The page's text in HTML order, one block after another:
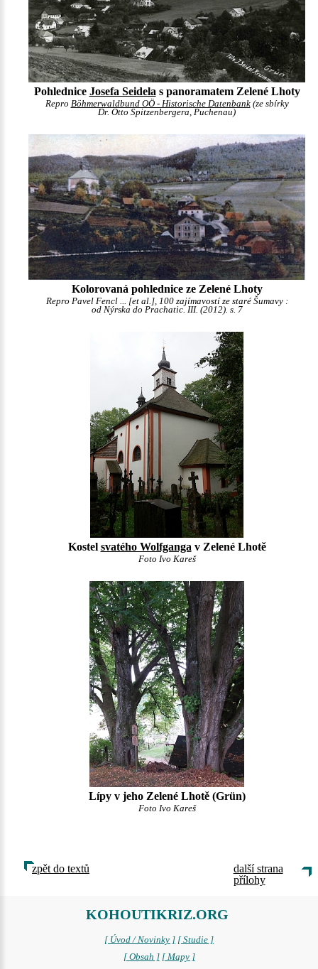
Pohlednice Josefa Seidela s panoramatem Zelené Lhoty
Repro Böhmerwaldbund OÖ - Historische Datenbank(ze sbírky
Dr. Otto Spitzenbergera, Puchenau)
Kolorovaná pohlednice ze Zelené Lhoty
Repro Pavel Fencl ... [et al.], 100 zajímavostí ze staré Šumavy :
od Nýrska do Prachatic. III. (2012). s. 7
Kostel svatého Wolfganga v Zelené Lhotě
Foto Ivo Kareš
Lípy v jeho Zelené Lhotě (Grün)
Foto Ivo Kareš
zpět do textů
další strana
přílohy
KOHOUTIKRIZ.ORG
[ Úvod / Novinky ] [ Studie ]
[ Obsah ] [ Mapy ]